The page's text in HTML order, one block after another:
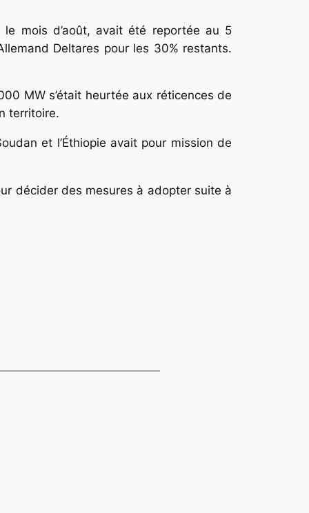
mois d’août, avait été reportée au 5
Deltares pour les 30% restants.
MW s’était heurtée aux réticences de
territoire.
et l’Éthiopie avait pour mission de
décider des mesures à adopter suite à